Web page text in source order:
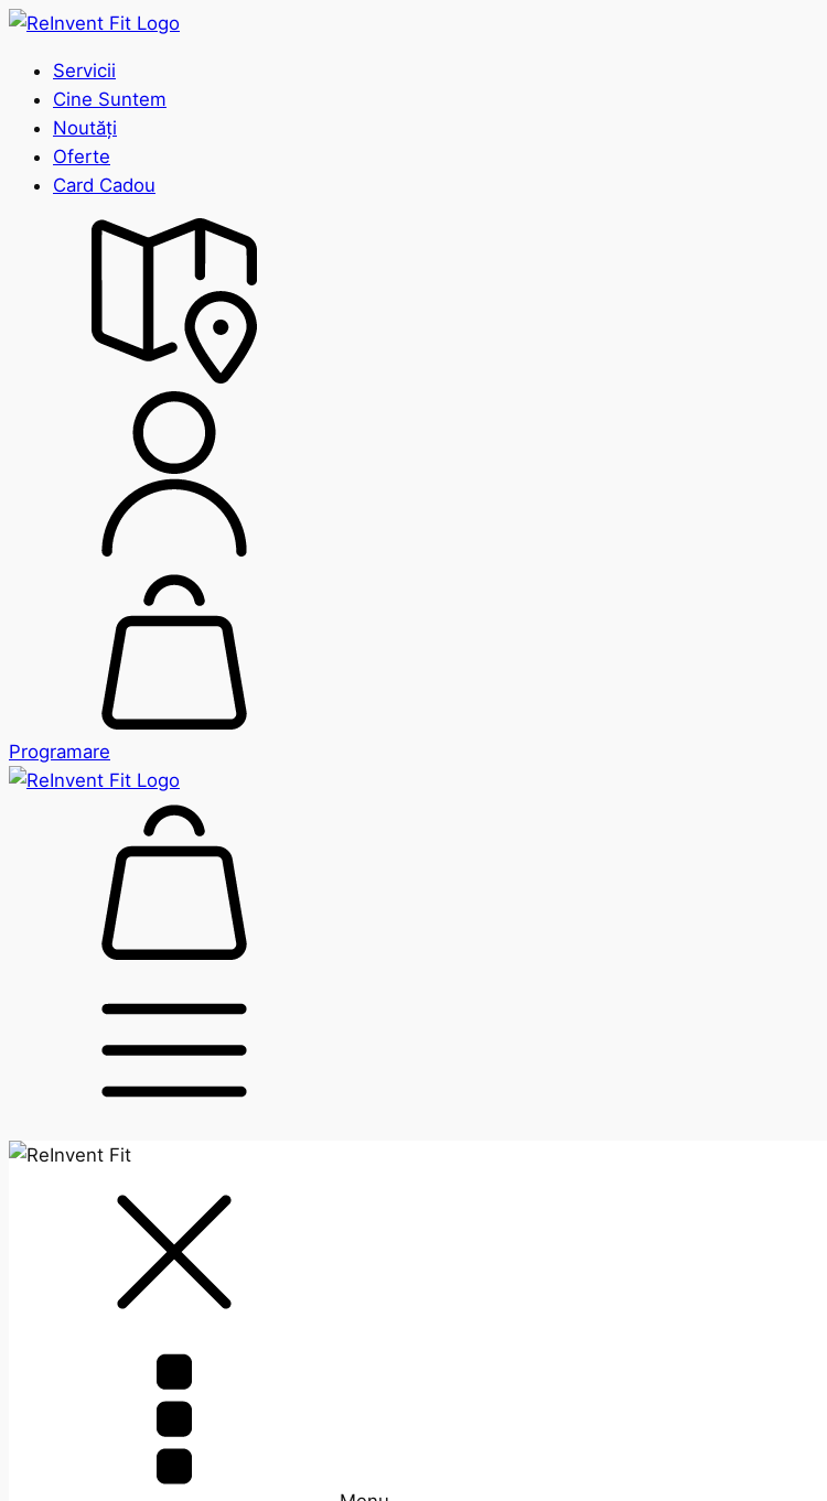
Servicii
Cine Suntem
Noutăți
Oferte
Card Cadou
Programare